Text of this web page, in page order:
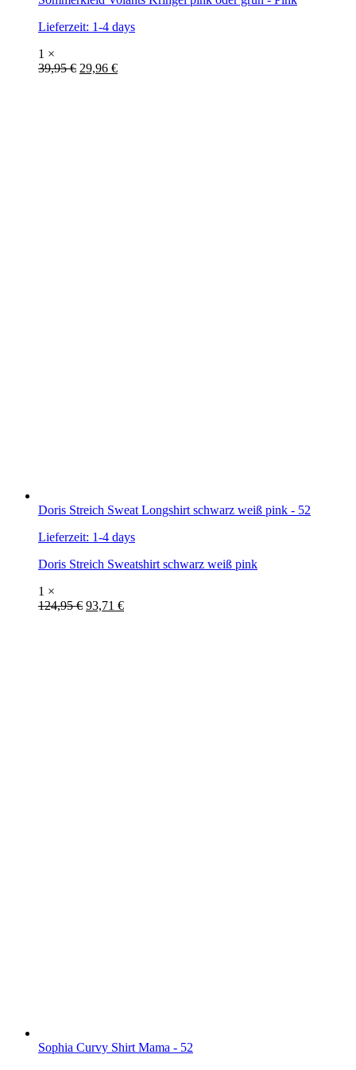
Lieferzeit: 1-4 days
1 ×
39,95€ 29,96 €
Doris Streich Sweat Longshirt schwarz weiß pink - 52
Lieferzeit: 1-4 days
Doris Streich Sweatshirt schwarz weiß pink
1 ×
124,95€ 93,71 €
Sophia Curvy Shirt Mama - 52